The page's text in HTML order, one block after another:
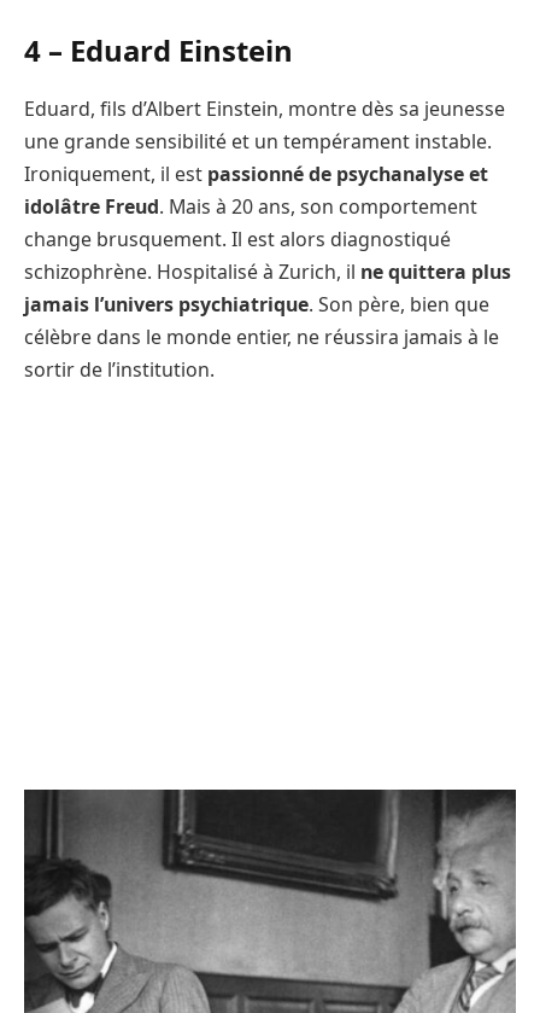
4 – Eduard Einstein
Eduard, fils d’Albert Einstein, montre dès sa jeunesse
une grande sensibilité et un tempérament instable.
Ironiquement, il est passionné de psychanalyse et
idolâtre Freud. Mais à 20 ans, son comportement
change brusquement. Il est alors diagnostiqué
schizophrène. Hospitalisé à Zurich, il ne quittera plus
jamais l’univers psychiatrique. Son père, bien que
célèbre dans le monde entier, ne réussira jamais à le
sortir de l’institution.